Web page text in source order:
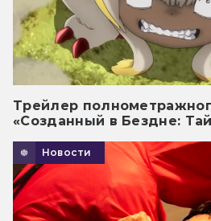
Трейлер
«Созданный в Бездне:
Новости